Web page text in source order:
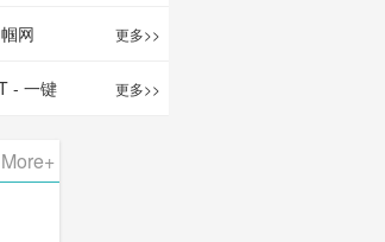
网 更多>>
- 一键 更多>>
More+